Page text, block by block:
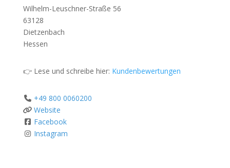
Wilhelm-Leuschner-Straße 56
63128
Dietzenbach
Hessen
👉 Lese und schreibe hier: Kundenbewertungen
+49 800 0060200
Website
Facebook
Instagram